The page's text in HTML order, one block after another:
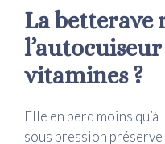
La betterave
vitamines ?
Elle en perd moins
sous pression